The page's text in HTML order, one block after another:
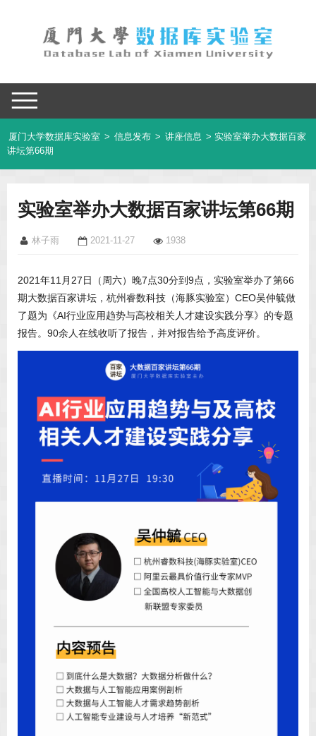
厦门大学数据库实验室 > 信息发布 > 讲座信息 > 实验室举办大数据百家
讲坛第66期
实验室举办大数据百家讲坛第66期
林子雨 2021-11-27 1938
2021年11月27日（周六）晚7点30分到9点，实验室举办了第66
期大数据百家讲坛，杭州睿数科技（海豚实验室）CEO吴仲毓做
了题为《AI行业应用趋势与高校相关人才建设实践分享》的专题
报告。90余人在线收听了报告，并对报告给予高度评价。